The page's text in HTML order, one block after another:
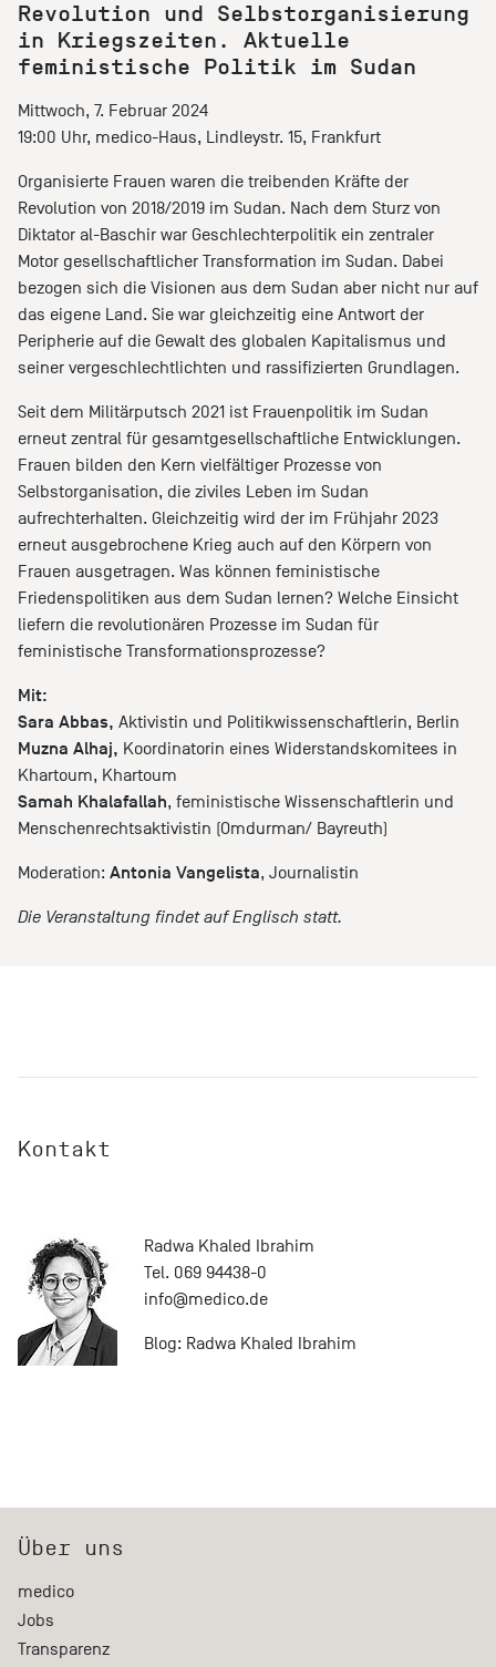
Revolution und Selbstorganisierung
in Kriegszeiten. Aktuelle
feministische Politik im Sudan
Mittwoch, 7. Februar 2024
19:00 Uhr, medico-Haus, Lindleystr. 15, Frankfurt
Organisierte Frauen waren die treibenden Kräfte der
Revolution von 2018/2019 im Sudan. Nach dem Sturz von
Diktator al-Baschir war Geschlechterpolitik ein zentraler
Motor gesellschaftlicher Transformation im Sudan. Dabei
bezogen sich die Visionen aus dem Sudan aber nicht nur auf
das eigene Land. Sie war gleichzeitig eine Antwort der
Peripherie auf die Gewalt des globalen Kapitalismus und
seiner vergeschlechtlichten und rassifizierten Grundlagen.
Seit dem Militärputsch 2021 ist Frauenpolitik im Sudan
erneut zentral für gesamtgesellschaftliche Entwicklungen.
Frauen bilden den Kern vielfältiger Prozesse von
Selbstorganisation, die ziviles Leben im Sudan
aufrechterhalten. Gleichzeitig wird der im Frühjahr 2023
erneut ausgebrochene Krieg auch auf den Körpern von
Frauen ausgetragen. Was können feministische
Friedenspolitiken aus dem Sudan lernen? Welche Einsicht
liefern die revolutionären Prozesse im Sudan für
feministische Transformationsprozesse?
Mit:
Sara Abbas, Aktivistin und Politikwissenschaftlerin, Berlin
Muzna Alhaj, Koordinatorin eines Widerstandskomitees in
Khartoum, Khartoum
Samah Khalafallah, feministische Wissenschaftlerin und
Menschenrechtsaktivistin (Omdurman/ Bayreuth)
Moderation: Antonia Vangelista, Journalistin
Die Veranstaltung findet auf Englisch statt.
Kontakt
Radwa Khaled Ibrahim
Tel. 069 94438-0
info@medico.de
Blog: Radwa Khaled Ibrahim
Über uns
medico
Jobs
Transparenz